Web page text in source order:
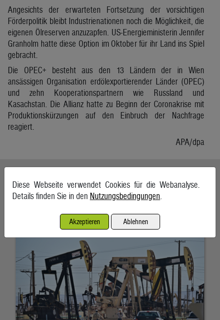
Angesichts der erwarteten Fortsetzung der vorsichtigen
Förderpolitik bleibt Industrienationen noch die Möglichkeit, die
eigenen Ölreserven anzuzapfen. US-Energieministerin Jennifer
Granholm hatte diese Option im Oktober für ihr Land ins Spiel
gebracht.
Die OPEC+ besteht aus den 13 Ländern der in Wien
ansässigen Organisation erdölexportierender Länder (OPEC)
und zehn Kooperationspartnern wie Russland und
Kasachstan. Die Allianz hatte zu Beginn der Coronakrise mit
Produktionskürzungen auf den Einbruch der Nachfrage
reagiert.
APA/dpa
Ölpreise wenig bewegt
6. August 2026, Wien
Diese Webseite verwendet Cookies für die Webanalyse.
Details finden Sie in den Nutzungsbedingungen
Akzeptieren Ablehnen